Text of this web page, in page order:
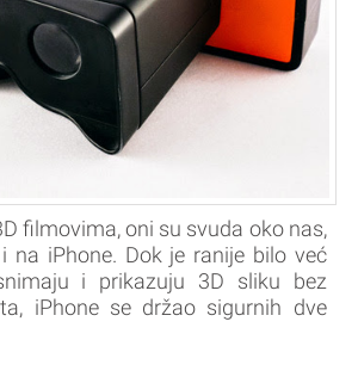
filmovima, oni su svuda oko nas,
na iPhone. Dok je ranije bilo već
i prikazuju 3D sliku bez
iPhone se držao sigurnih dve